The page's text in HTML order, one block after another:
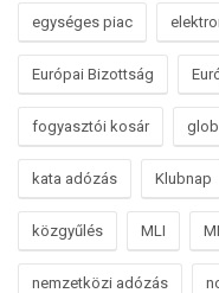
egységes piac
Európai Bizottság
fogyasztói kosár
kata adózás Klubnap
közgyűlés MLI
nemzetközi adózás